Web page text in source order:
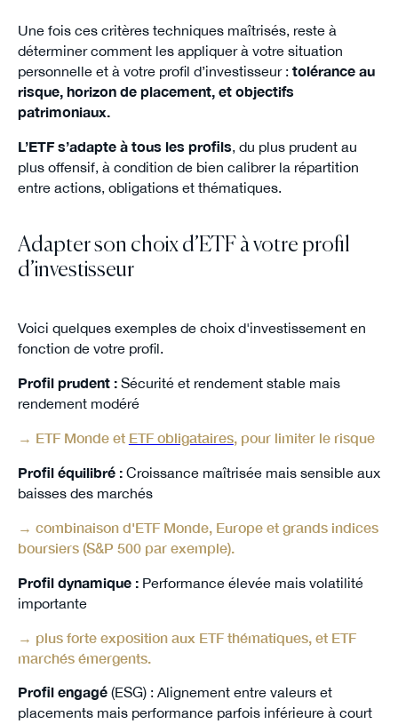
Une fois ces critères techniques maîtrisés, reste à
déterminer comment les appliquer à votre situation
personnelle et à votre profil d’investisseur : tolérance au
risque, horizon de placement, et objectifs
patrimoniaux.
L’ETF s’adapte à tous les profils, du plus prudent au
plus offensif, à condition de bien calibrer la répartition
entre actions, obligations et thématiques.
Adapter son choix d’ETF à votre profil
d’investisseur
Voici quelques exemples de choix d'investissement en
fonction de votre profil.
Profil prudent :Sécurité et rendement stable mais
rendement modéré
→ ETF Monde et ETF obligataires, pour limiter le risque
Profil équilibré : Croissance maîtrisée mais sensible aux
baisses des marchés
→ combinaison d'ETF Monde, Europe et grands indices
boursiers (S&P 500 par exemple).
Profil dynamique :Performance élevée mais volatilité
importante
→ plus forte exposition aux ETF thématiques, et ETF
marchés émergents.
Profil engagé(ESG) : Alignement entre valeurs et
placements mais performance parfois inférieure à court